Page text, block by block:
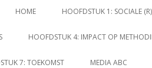
naar
HOME HOOFDSTUK 1: SOCIALE
HOOFDSTUK 4: IMPACT OP
7: TOEKOMST MEDIA ABC